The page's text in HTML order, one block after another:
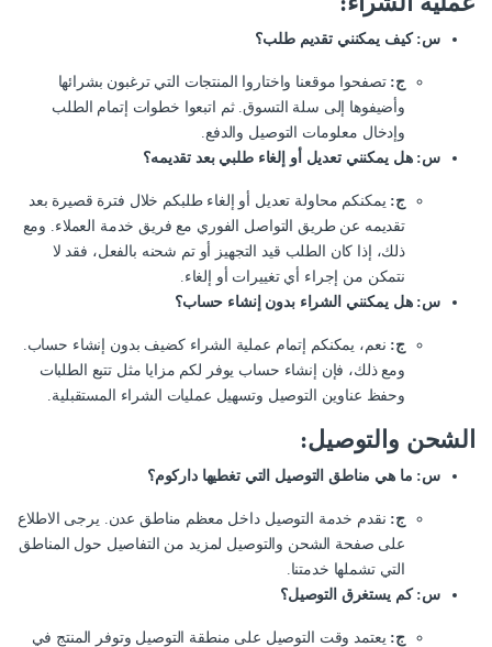
س: كيف يمكنني تقديم طلب؟
ج: تصفحوا موقعنا واختاروا المنتجات التي ترغبون بشرائها
وأضيفوها إلى سلة التسوق. ثم اتبعوا خطوات إتمام الطلب
وإدخال معلومات التوصيل والدفع.
س: هل يمكنني تعديل أو إلغاء طلبي بعد تقديمه؟
ج: يمكنكم محاولة تعديل أو إلغاء طلبكم خلال فترة قصيرة بعد
تقديمه عن طريق التواصل الفوري مع فريق خدمة العملاء. ومع
ذلك، إذا كان الطلب قيد التجهيز أو تم شحنه بالفعل، فقد لا
نتمكن من إجراء أي تغييرات أو إلغاء.
س: هل يمكنني الشراء بدون إنشاء حساب؟
ج: نعم، يمكنكم إتمام عملية الشراء كضيف بدون إنشاء حساب.
ومع ذلك، فإن إنشاء حساب يوفر لكم مزايا مثل تتبع الطلبات
وحفظ عناوين التوصيل وتسهيل عمليات الشراء المستقبلية.
الشحن والتوصيل:
س: ما هي مناطق التوصيل التي تغطيها داركوم؟
ج: نقدم خدمة التوصيل داخل معظم مناطق عدن. يرجى الاطلاع
على صفحة الشحن والتوصيل لمزيد من التفاصيل حول المناطق
التي تشملها خدمتنا.
س: كم يستغرق التوصيل؟
ج: يعتمد وقت التوصيل على منطقة التوصيل وتوفر المنتج في